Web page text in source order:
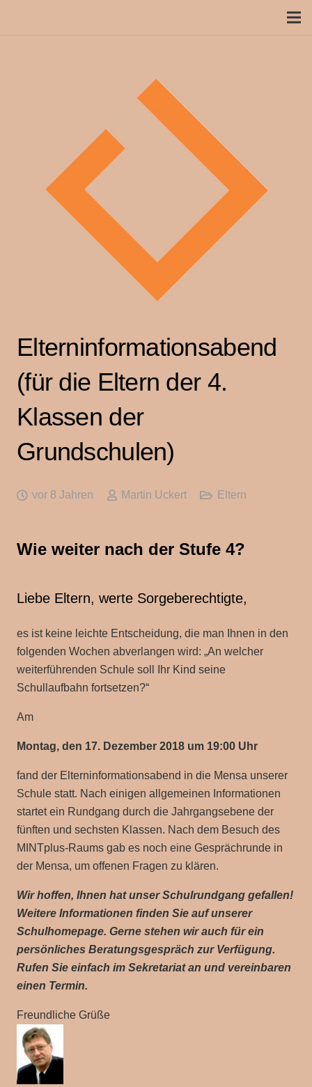
Elterninformationsabend
(für die Eltern der 4.
Klassen der
Grundschulen)
vor 8 Jahren Martin Uckert Eltern
Wie weiter nach der Stufe 4?
Liebe Eltern, werte Sorgeberechtigte,
es ist keine leichte Entscheidung, die man Ihnen in den
folgenden Wochen abverlangen wird: „An welcher
weiterführenden Schule soll Ihr Kind seine
Schullaufbahn fortsetzen?“
Am
Montag, den 17. Dezember 2018 um 19:00 Uhr
fand der Elterninformationsabend in die Mensa unserer
Schule statt. Nach einigen allgemeinen Informationen
startet ein Rundgang durch die Jahrgangsebene der
fünften und sechsten Klassen. Nach dem Besuch des
MINTplus-Raums gab es noch eine Gesprächrunde in
der Mensa, um offenen Fragen zu klären.
Wir hoffen, Ihnen hat unser Schulrundgang gefallen!
Weitere Informationen finden Sie auf unserer
Schulhomepage. Gerne stehen wir auch für ein
persönliches Beratungsgespräch zur Verfügung.
Rufen Sie einfach im Sekretariat an und vereinbaren
einen Termin.
Freundliche Grüße